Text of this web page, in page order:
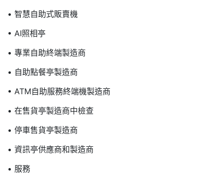
• 智慧自助式販賣機
• AI照相亭
• 專業自助終端製造商
• 自助點餐亭製造商
• ATM自助服務終端機製造商
• 在售貨亭製造商中檢查
• 停車售貨亭製造商
• 資訊亭供應商和製造商
• 服務